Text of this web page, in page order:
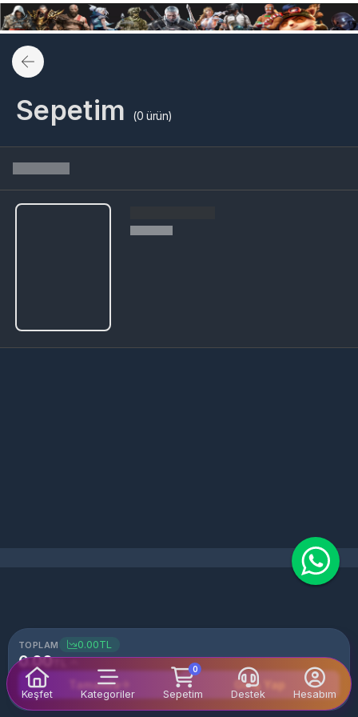
Sepetim (0 ürün)
TOPLAM 0.00TL
0.00
Tamamla Giriş Yap
Keşfet Kategoriler
0
Sepetim Destek Hesabım